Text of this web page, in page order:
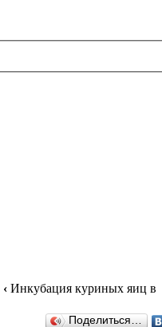
‹ Инкубация куриных яиц в
Поделиться…